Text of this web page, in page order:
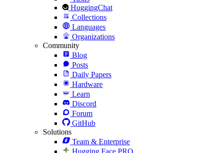
HuggingChat
Collections
Languages
Organizations
Community
Blog
Posts
Daily Papers
Hardware
Learn
Discord
Forum
GitHub
Solutions
Team & Enterprise
Hugging Face PRO